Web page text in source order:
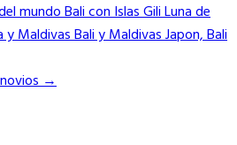
mundoBali con Islas GiliLuna de
y MaldivasBali y MaldivasJapon, Bali
novios →